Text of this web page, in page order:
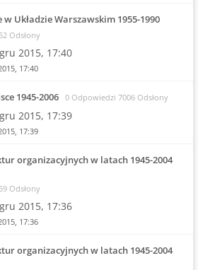
Układzie Warszawskim 1955-1990
Odsłony
2015, 17:40
17:40
1945-2006 0 Odpowiedzi 7006 Odsłony
2015, 17:39
17:39
organizacyjnych w latach 1945-2004
Odsłony
2015, 17:36
17:36
organizacyjnych w latach 1945-2004